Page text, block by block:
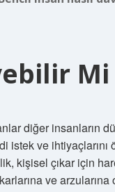
Mi
diğer insanların
ve ihtiyaçlarını
kişisel çıkar için
ve